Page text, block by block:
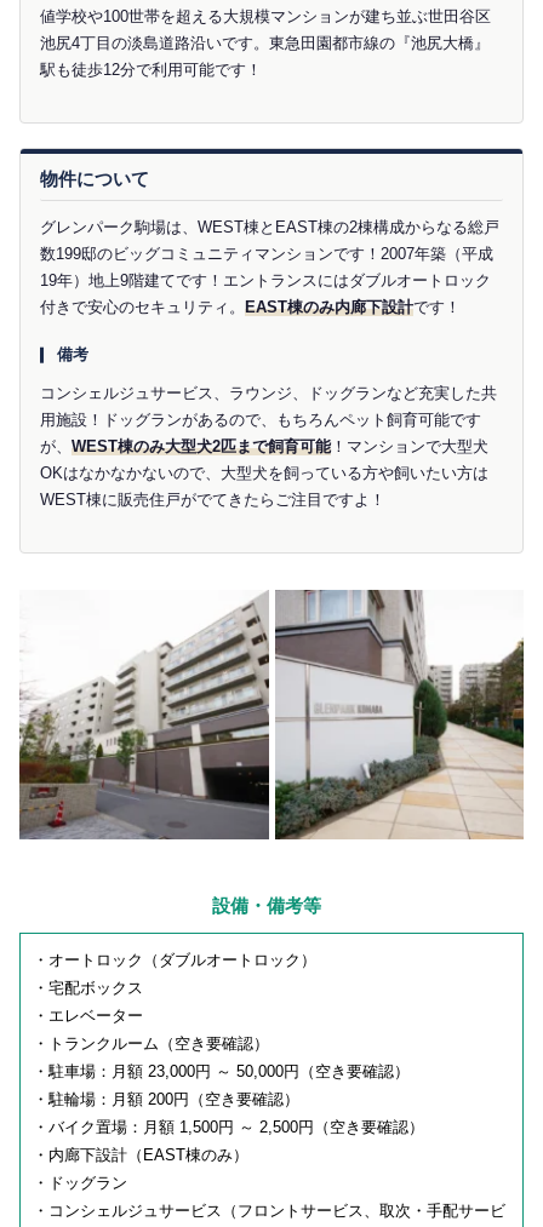
値学校や100世帯を超える大規模マンションが建ち並ぶ世田谷区
池尻4丁目の淡島道路沿いです。東急田園都市線の『池尻大橋』
駅も徒歩12分で利用可能です！
物件について
グレンパーク駒場は、WEST棟とEAST棟の2棟構成からなる総戸
数199邸のビッグコミュニティマンションです！2007年築（平成
19年）地上9階建てです！エントランスにはダブルオートロック
付きで安心のセキュリティ。 EAST棟のみ内廊下設計です！
備考
コンシェルジュサービス、ラウンジ、ドッグランなど充実した共
用施設！ドッグランがあるので、もちろんペット飼育可能です
が、 WEST棟のみ大型犬2匹まで飼育可能！マンションで大型犬
OKはなかなかないので、大型犬を飼っている方や飼いたい方は
WEST棟に販売住戸がでてきたらご注目ですよ！
設備・備考等
・オートロック（ダブルオートロック）
・宅配ボックス
・エレベーター
・トランクルーム（空き要確認）
・駐車場：月額 23,000円 ～ 50,000円（空き要確認）
・駐輪場：月額 200円（空き要確認）
・バイク置場：月額 1,500円 ～ 2,500円（空き要確認）
・内廊下設計（EAST棟のみ）
・ドッグラン
・コンシェルジュサービス（フロントサービス、取次・手配サービ